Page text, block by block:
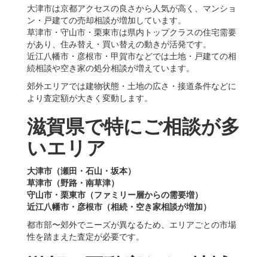
大津市は京都アクセスの良さから人気が高く、マンショ
ン・戸建ての売却相談が増加しています。
草津市・守山市・栗東市は県内トップクラスの住宅需要
があり、住み替え・買い替えの動きが活発です。
近江八幡市・彦根市・甲賀市などでは土地・戸建ての相
続相談や空き家の処分相談が増えています。
郊外エリアでは建物状態・土地の広さ・接道条件などに
より査定額が大きく変動します。
滋賀県で特にご相談が多
いエリア
大津市（瀬田・石山・坂本）
草津市（野路・南草津）
守山市・栗東市（ファミリー層からの需要増）
近江八幡市・彦根市（相続・空き家相談が増加）
都市部〜郊外でニーズが異なるため、エリアごとの市場
性を踏まえた査定が必要です。